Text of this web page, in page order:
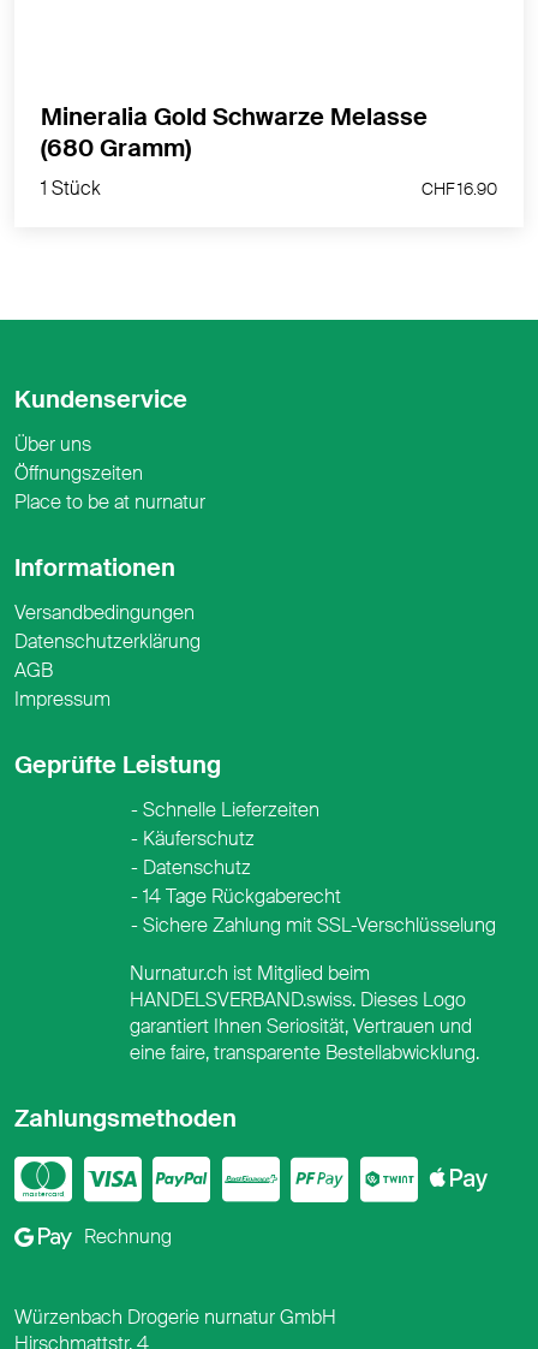
1 Stück
Mineralia Gold Schwarze Melasse
(680 Gramm)
1 Stück CHF 16.90
Kundenservice
Über uns
Öffnungszeiten
Place to be at nurnatur
Informationen
Versandbedingungen
Datenschutzerklärung
AGB
Impressum
Geprüfte Leistung
Schnelle Lieferzeiten
Käuferschutz
Datenschutz
14 Tage Rückgaberecht
Sichere Zahlung mit SSL-Verschlüsselung
Zahlungsmethoden
Mastercard
VisaPayPal
PostFinance
Twint
Google Pay
Rechnung
Nurnatur.ch ist Mitglied beim
HANDELSVERBAND.swiss. Dieses Logo
garantiert Ihnen Seriosität, Vertrauen und
eine faire, transparente Bestellabwicklung.
Würzenbach Drogerie nurnatur GmbH
Hirschmattstr. 4